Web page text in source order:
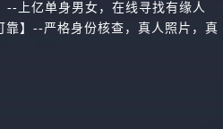
--上亿单身男女，在线寻找有缘人
】--严格身份核查，真人照片，真